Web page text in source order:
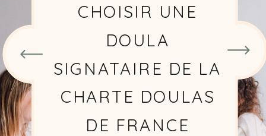
CHOISIR UNE
DOULA
SIGNATAIRE DE LA
CHARTE DOULAS
DE FRANCE